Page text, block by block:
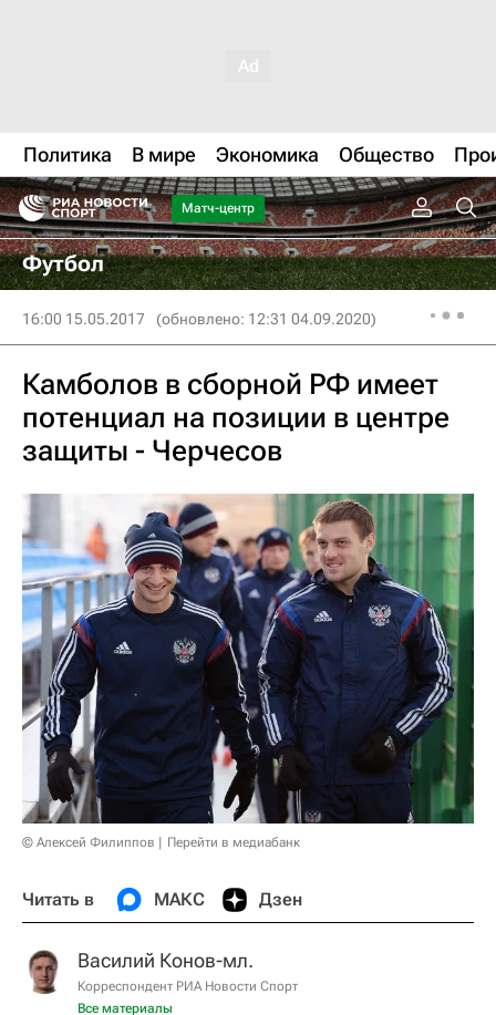
Политика В мире Экономика Общество
Матч-центр
Футбол
16:00 15.05.2017 (обновлено: 12:31 04.09.2020)
Камболов в сборной РФ имеет
потенциал на позиции в центре
защиты - Черчесов
© Алексей Филиппов Перейти в медиабанк
Читать в МАКС Дзен
Василий Конов-мл.
Корреспондент РИА Новости Спорт
Все материалы